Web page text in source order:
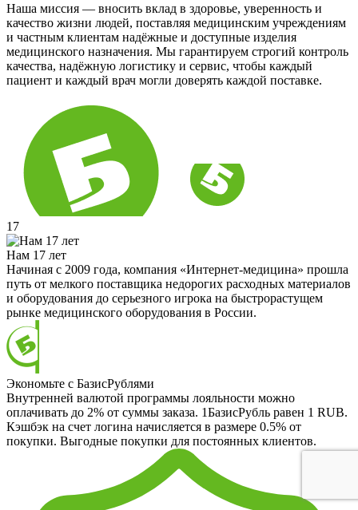
Наша миссия — вносить вклад в здоровье, уверенность и
качество жизни людей, поставляя медицинским учреждениям
и частным клиентам надёжные и доступные изделия
медицинского назначения. Мы гарантируем строгий контроль
качества, надёжную логистику и сервис, чтобы каждый
пациент и каждый врач могли доверять каждой поставке.
17
Нам 17 лет
Начиная с 2009 года, компания «Интернет-медицина» прошла
путь от мелкого поставщика недорогих расходных материалов
и оборудования до серьезного игрока на быстрорастущем
рынке медицинского оборудования в России.
Экономьте с БазисРублями
Внутренней валютой программы лояльности можно
оплачивать до 2% от суммы заказа. 1БазисРубль равен 1 RUB.
Кэшбэк на счет логина начисляется в размере 0.5% от
покупки. Выгодные покупки для постоянных клиентов.